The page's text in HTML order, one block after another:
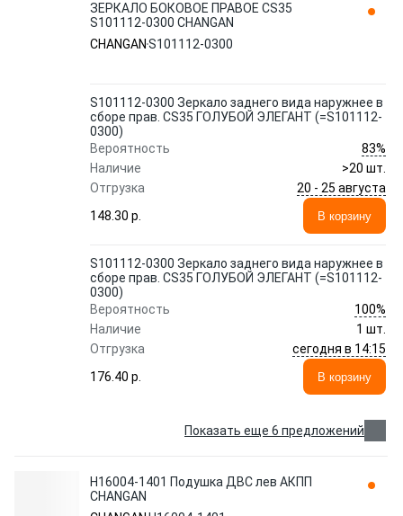
ЗЕРКАЛО БОКОВОЕ ПРАВОЕ CS35
S101112-0300 CHANGAN
CHANGAN S101112-0300
S101112-0300 Зеркало заднего вида наружнее в
сборе прав. CS35 ГОЛУБОЙ ЭЛЕГАНТ (=S101112-
0300)
Вероятность
83%
Наличие
>20 шт.
Отгрузка
20 - 25 августа
148.30 p.
В корзину
S101112-0300 Зеркало заднего вида наружнее в
сборе прав. CS35 ГОЛУБОЙ ЭЛЕГАНТ (=S101112-
0300)
Вероятность
100%
Наличие
1 шт.
Отгрузка
сегодня в 14:15
176.40 p.
В корзину
Показать еще 6 предложений
H16004-1401 Подушка ДВС лев АКПП
CHANGAN